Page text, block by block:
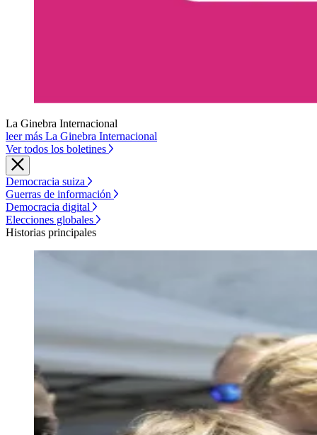
La Ginebra Internacional
leer más La Ginebra Internacional
Ver todos los boletines
Democracia suiza
Guerras de información
Democracia digital
Elecciones globales
Historias principales